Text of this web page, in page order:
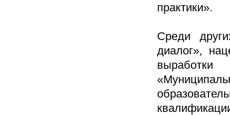
практики».
Среди
диалог»,